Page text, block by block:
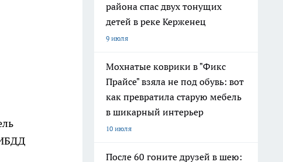
района спас двух тонущих
детей в реке Керженец
9 июля
Мохнатые коврики в "Фикс
Прайсе" взяла не под обувь: вот
как превратила старую мебель
в шикарный интерьер
10 июля
После 60 гоните друзей в шею: